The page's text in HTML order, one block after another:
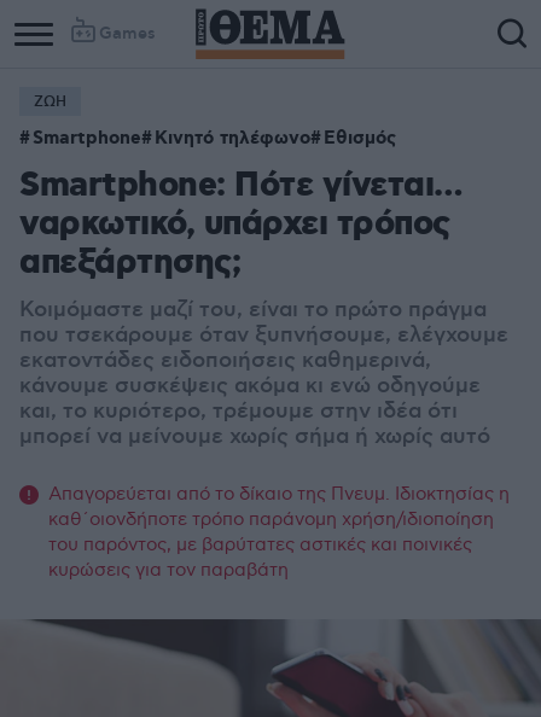
Games
ΖΩΗ
Smartphone Κινητό τηλέφωνο Εθισμός
Smartphone: Πότε γίνεται…
ναρκωτικό, υπάρχει τρόπος
απεξάρτησης;
Κοιμόμαστε μαζί του, είναι το πρώτο πράγμα
που τσεκάρουμε όταν ξυπνήσουμε, ελέγχουμε
εκατοντάδες ειδοποιήσεις καθημερινά,
κάνουμε συσκέψεις ακόμα κι ενώ οδηγούμε
και, το κυριότερο, τρέμουμε στην ιδέα ότι
μπορεί να μείνουμε χωρίς σήμα ή χωρίς αυτό
Απαγορεύεται από το δίκαιο της Πνευμ. Ιδιοκτησίας η
καθ΄οιονδήποτε τρόπο παράνομη χρήση/ιδιοποίηση
του παρόντος, με βαρύτατες αστικές και ποινικές
κυρώσεις για τον παραβάτη